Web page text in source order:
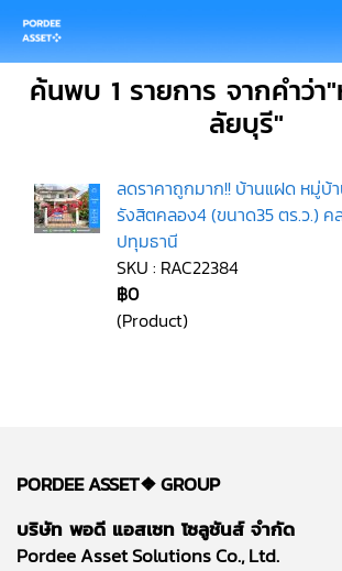
ค้นพบ 1 รายการ จากคำว่า
ลัยบุรี"
ลดราคาถูกมาก!! บ้านแฝด หมู่บ้
รังสิตคลอง4 (ขนาด35 ตร.ว.) ค
ปทุมธานี
SKU : RAC22384
฿0
(Product)
PORDEE ASSET❖GROUP
บริษัท พอดี แอสเซท โซลูชันส์ จำกัด
Pordee Asset Solutions Co., Ltd.